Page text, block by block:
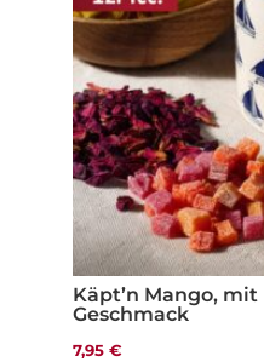
Käpt’n Mango,
Geschmack
7,95 €